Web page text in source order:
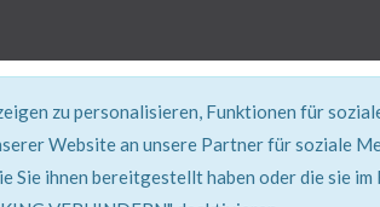
zu personalisieren, Funktionen für
Website an unsere Partner für soziale
Sie ihnen bereitgestellt haben oder die sie
401,